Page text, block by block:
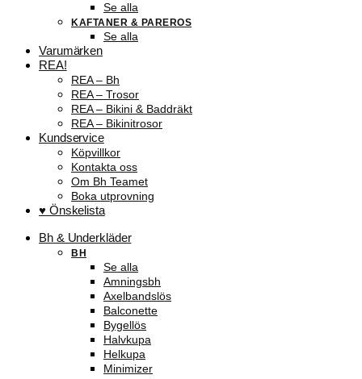
Se alla
KAFTANER & PAREROS
Se alla
Varumärken
REA!
REA – Bh
REA – Trosor
REA – Bikini & Baddräkt
REA – Bikinitrosor
Kundservice
Köpvillkor
Kontakta oss
Om Bh Teamet
Boka utprovning
♥ Önskelista
Bh & Underkläder
BH
Se alla
Amningsbh
Axelbandslös
Balconette
Bygellös
Halvkupa
Helkupa
Minimizer